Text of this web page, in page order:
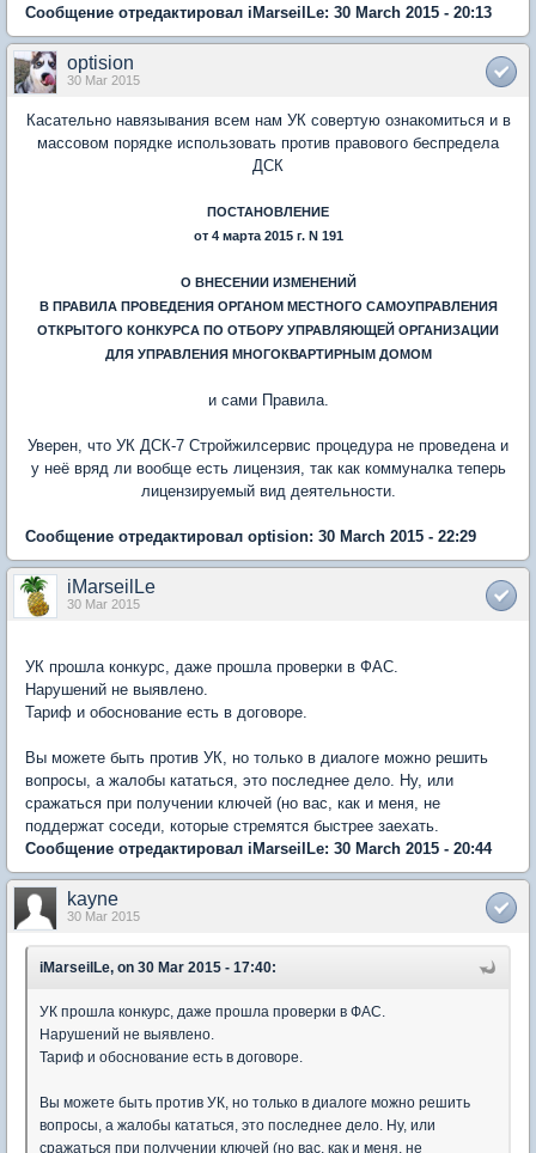
Сообщение отредактировал iMarseilLe: 30 March 2015 - 20:13
optision
30 Mar 2015
Касательно навязывания всем нам УК совертую ознакомиться и в
массовом порядке использовать против правового беспредела
ДСК
ПОСТАНОВЛЕНИЕ
от 4 марта 2015 г. N 191
О ВНЕСЕНИИ ИЗМЕНЕНИЙ
В ПРАВИЛА ПРОВЕДЕНИЯ ОРГАНОМ МЕСТНОГО САМОУПРАВЛЕНИЯ
ОТКРЫТОГО КОНКУРСА ПО ОТБОРУ УПРАВЛЯЮЩЕЙ ОРГАНИЗАЦИИ
ДЛЯ УПРАВЛЕНИЯ МНОГОКВАРТИРНЫМ ДОМОМ
и сами Правила.
Уверен, что УК ДСК-7 Стройжилсервис процедура не проведена и
у неё вряд ли вообще есть лицензия, так как коммуналка теперь
лицензируемый вид деятельности.
Сообщение отредактировал optision: 30 March 2015 - 22:29
iMarseilLe
30 Mar 2015
УК прошла конкурс, даже прошла проверки в ФАС.
Нарушений не выявлено.
Тариф и обоснование есть в договоре.
Вы можете быть против УК, но только в диалоге можно решить
вопросы, а жалобы кататься, это последнее дело. Ну, или
сражаться при получении ключей (но вас, как и меня, не
поддержат соседи, которые стремятся быстрее заехать.
Сообщение отредактировал iMarseilLe: 30 March 2015 - 20:44
kayne
30 Mar 2015
iMarseilLe, on 30 Mar 2015 - 17:40:
УК прошла конкурс, даже прошла проверки в ФАС.
Нарушений не выявлено.
Тариф и обоснование есть в договоре.
Вы можете быть против УК, но только в диалоге можно решить
вопросы, а жалобы кататься, это последнее дело. Ну, или
сражаться при получении ключей (но вас, как и меня, не